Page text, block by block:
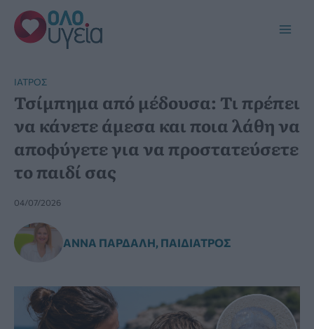
Μετάβαση
στο
περιεχόμενο
ΙΑΤΡΌΣ
Τσίμπημα από μέδουσα: Τι πρέπει
να κάνετε άμεσα και ποια λάθη να
αποφύγετε για να προστατεύσετε
το παιδί σας
04/07/2026
ΆΝΝΑ ΠΑΡΔΆΛΗ, ΠΑΙΔΊΑΤΡΟΣ